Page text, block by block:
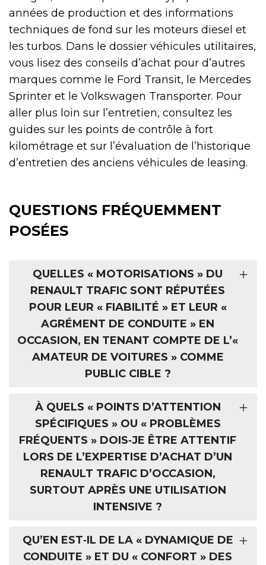
années de production et des informations
techniques de fond sur les moteurs diesel et
les turbos. Dans le dossier véhicules utilitaires,
vous lisez des conseils d’achat pour d’autres
marques comme le Ford Transit, le Mercedes
Sprinter et le Volkswagen Transporter. Pour
aller plus loin sur l’entretien, consultez les
guides sur les points de contrôle à fort
kilométrage et sur l’évaluation de l’historique
d’entretien des anciens véhicules de leasing.
QUESTIONS FRÉQUEMMENT
POSÉES
QUELLES « MOTORISATIONS » DU
RENAULT TRAFIC SONT RÉPUTÉES
POUR LEUR « FIABILITÉ » ET LEUR «
AGRÉMENT DE CONDUITE » EN
OCCASION, EN TENANT COMPTE DE L’«
AMATEUR DE VOITURES » COMME
PUBLIC CIBLE ?
À QUELS « POINTS D’ATTENTION
SPÉCIFIQUES » OU « PROBLÈMES
FRÉQUENTS » DOIS‑JE ÊTRE ATTENTIF
LORS DE L’EXPERTISE D’ACHAT D’UN
RENAULT TRAFIC D’OCCASION,
SURTOUT APRÈS UNE UTILISATION
INTENSIVE ?
QU’EN EST‑IL DE LA « DYNAMIQUE DE
CONDUITE » ET DU « CONFORT » DES